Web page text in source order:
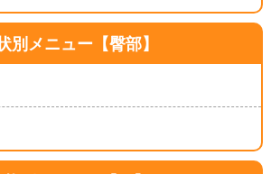
別メニュー【臀部】